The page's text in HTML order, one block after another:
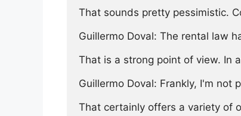
That sounds pretty pessimistic.
Guillermo Doval: The rental law
That is a strong point of view. In
Guillermo Doval: Frankly, I'm
That certainly offers a variety of